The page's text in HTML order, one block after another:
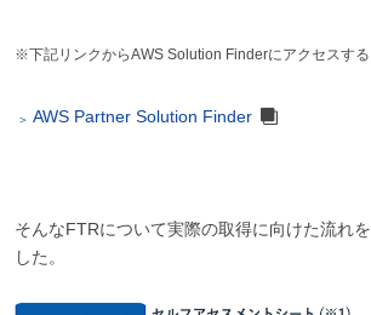
※下記リンクからAWS Solution Finderにアクセスする
AWS Partner Solution Finder
そんなFTRについて実際の取得に向けた流れ
した。